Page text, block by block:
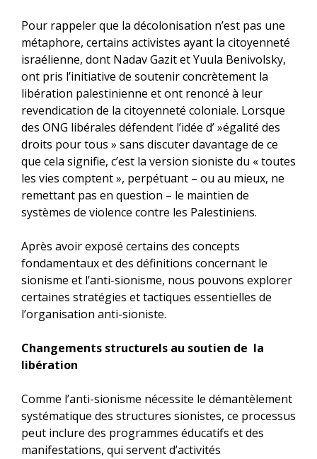
Pour rappeler que la décolonisation n’est pas une
métaphore, certains activistes ayant la citoyenneté
israélienne, dont Nadav Gazit et Yuula Benivolsky,
ont pris l’initiative de soutenir concrètement la
libération palestinienne et ont renoncé à leur
revendication de la citoyenneté coloniale. Lorsque
des ONG libérales défendent l’idée d’ »égalité des
droits pour tous » sans discuter davantage de ce
que cela signifie, c’est la version sioniste du « toutes
les vies comptent », perpétuant – ou au mieux, ne
remettant pas en question – le maintien de
systèmes de violence contre les Palestiniens.
Après avoir exposé certains des concepts
fondamentaux et des définitions concernant le
sionisme et l’anti-sionisme, nous pouvons explorer
certaines stratégies et tactiques essentielles de
l’organisation anti-sioniste.
Changements structurels au soutien de la
libération
Comme l’anti-sionisme nécessite le démantèlement
systématique des structures sionistes, ce processus
peut inclure des programmes éducatifs et des
manifestations, qui servent d’activités